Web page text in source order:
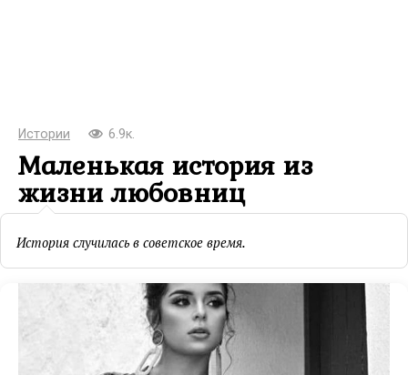
Истории 6.9к.
Маленькая история из
жизни любовниц
История случилась в советское время.